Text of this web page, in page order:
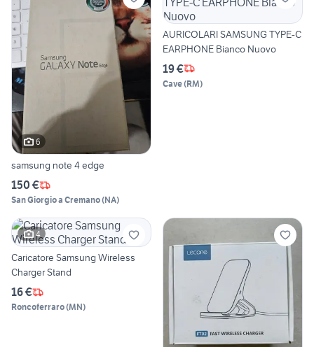
6
samsung note 4 edge
150 €
San Giorgio a Cremano(NA)
AURICOLARI SAMSUNG TYPE-C
EARPHONE Bianco Nuovo
19 €
Cave(RM)
4
Caricatore Samsung Wireless
Charger Stand
16 €
Roncoferraro(MN)